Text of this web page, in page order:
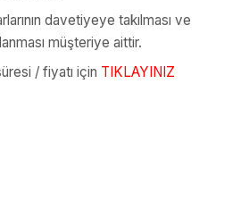
davetiyeye takılması ve
müşteriye aittir.
/ fiyatı için TIKLAYINIZ